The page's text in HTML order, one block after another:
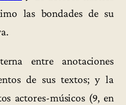
las bondades de su
entre anotaciones
de sus textos; y la
actores-músicos (9, en